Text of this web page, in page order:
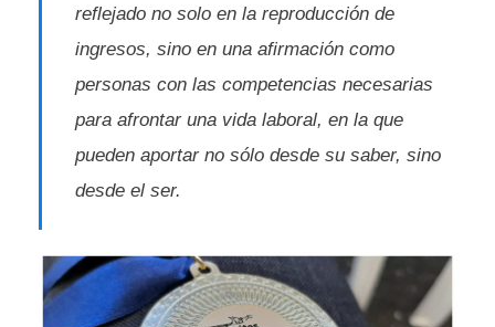
reflejado no solo en la reproducción de
ingresos, sino en una afirmación como
personas con las competencias necesarias
para afrontar una vida laboral, en la que
pueden aportar no sólo desde su saber, sino
desde el ser.